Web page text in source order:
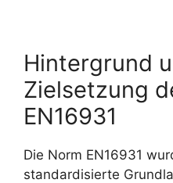
Hintergrund
Zielsetzung
EN16931
Die Norm EN16931
standardisierte